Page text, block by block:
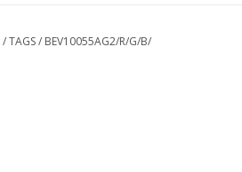
/TAGS/ BEV10055AG2/R/G/B/